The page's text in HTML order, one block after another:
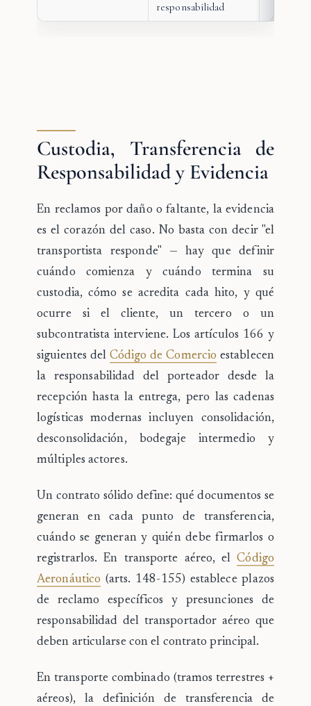
responsabilidad
Custodia, Transferencia de
Responsabilidad y Evidencia
En reclamos por daño o faltante, laevidencia
es el corazón del caso. No basta con decir "el
transportista responde" — hay que definir
cuándo comienza y cuándo termina su
custodia, cómo se acredita cada hito, y qué
ocurre si el cliente, un tercero o un
subcontratista interviene. Los artículos 166 y
siguientes del Código de Comercio establecen
la responsabilidad del porteador desde la
recepción hasta la entrega, pero las cadenas
logísticas modernas incluyen consolidación,
desconsolidación, bodegaje intermedio y
múltiples actores.
Un contrato sólido define: qué documentos se
generan en cada punto de transferencia,
cuándo se generan y quién debe firmarlos o
registrarlos. En transporte aéreo, elCódigo
Aeronáutico (arts. 148-155) establece plazos
de reclamo específicos y presunciones de
responsabilidad del transportador aéreo que
deben articularse con el contrato principal.
En transporte combinado (tramos terrestres +
aéreos), la definición de transferencia de